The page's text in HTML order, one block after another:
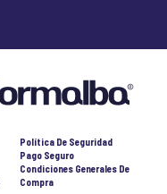
Política De Seguridad
Pago Seguro
Condiciones Generales De
Compra